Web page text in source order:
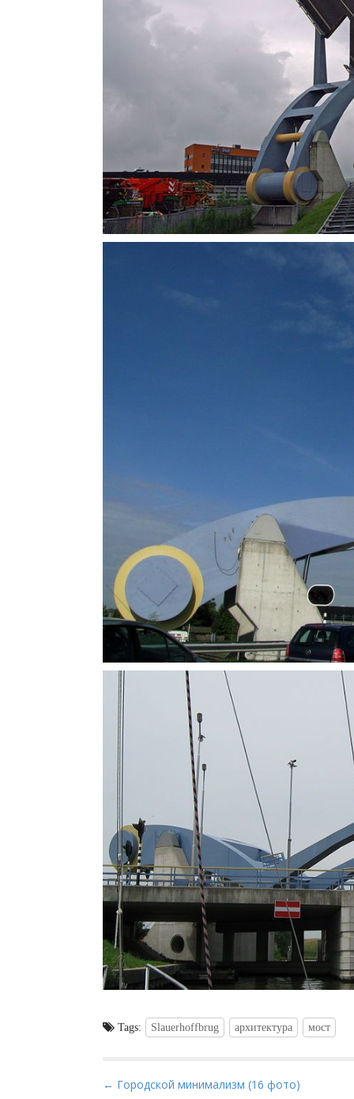
Tags: Slauerhoffbrug архитектура мост
P
← Городской минимализм (16 фото)